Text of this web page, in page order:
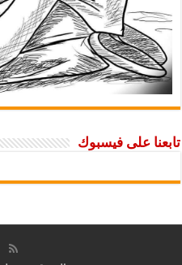
تابعنا على فيسبوك